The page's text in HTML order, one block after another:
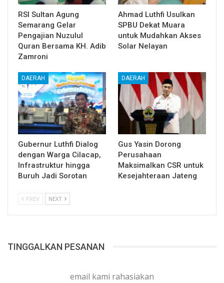
RSI Sultan Agung
Semarang Gelar
Pengajian Nuzulul
Quran Bersama KH. Adib
Zamroni
Ahmad Luthfi Usulkan
SPBU Dekat Muara
untuk Mudahkan Akses
Solar Nelayan
DAERAH
Gubernur Luthfi Dialog
dengan Warga Cilacap,
Infrastruktur hingga
Buruh Jadi Sorotan
DAERAH
Gus Yasin Dorong
Perusahaan
Maksimalkan CSR untuk
Kesejahteraan Jateng
PREV NEXT
TINGGALKAN PESANAN
email kami rahasiakan